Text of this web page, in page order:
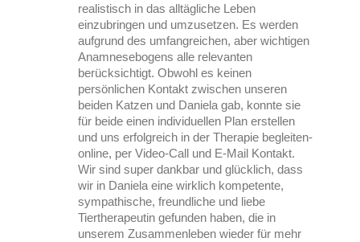
realistisch in das alltägliche Leben
einzubringen und umzusetzen. Es werden
aufgrund des umfangreichen, aber wichtigen
Anamnesebogens alle relevanten
berücksichtigt. Obwohl es keinen
persönlichen Kontakt zwischen unseren
beiden Katzen und Daniela gab, konnte sie
für beide einen individuellen Plan erstellen
und uns erfolgreich in der Therapie begleiten-
online, per Video-Call und E-Mail Kontakt.
Wir sind super dankbar und glücklich, dass
wir in Daniela eine wirklich kompetente,
sympathische, freundliche und liebe
Tiertherapeutin gefunden haben, die in
unserem Zusammenleben wieder für mehr